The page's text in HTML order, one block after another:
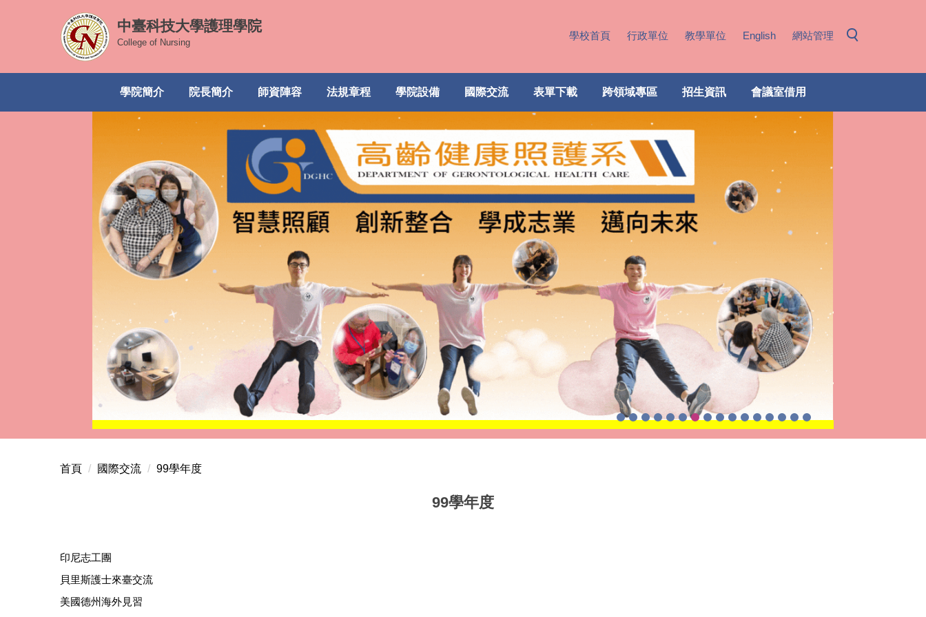
內
區
中臺科技大學護理學院
College of Nursing
學校首頁 行政單位 教學單位 English 網站管理
學院簡介 院長簡介 師資陣容 法規章程 學院設備 國際交流 表單下載 跨領域專區 招生資訊 會議室借用
首頁 國際交流 99學年度
99學年度
印尼志工團
貝里斯護士來臺交流
美國德州海外見習